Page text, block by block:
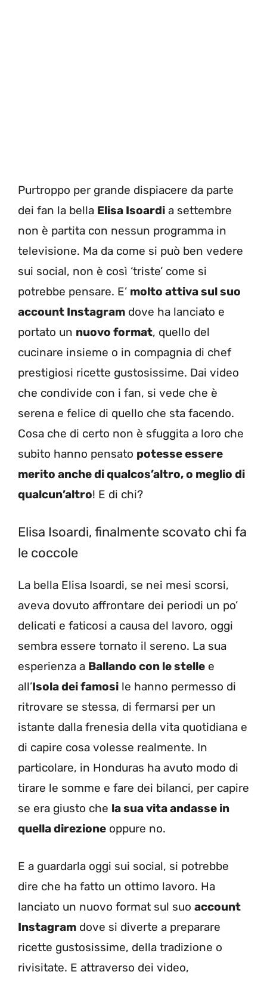
Purtroppo per grande dispiacere da parte
dei fan la bella Elisa Isoardi a settembre
non è partita con nessun programma in
televisione. Ma da come si può ben vedere
sui social, non è così ‘triste’ come si
potrebbe pensare. E’ molto attiva sul suo
account Instagram dove ha lanciato e
portato un nuovo format, quello del
cucinare insieme o in compagnia di chef
prestigiosi ricette gustosissime. Dai video
che condivide con i fan, si vede che è
serena e felice di quello che sta facendo.
Cosa che di certo non è sfuggita a loro che
subito hanno pensato potesse essere
merito anche di qualcos’altro, o meglio di
qualcun’altro! E di chi?
Elisa Isoardi, finalmente scovato chi fa
le coccole
La bella Elisa Isoardi, se nei mesi scorsi,
aveva dovuto affrontare dei periodi un po’
delicati e faticosi a causa del lavoro, oggi
sembra essere tornato il sereno. La sua
esperienza a Ballando con le stelle e
all’Isola dei famosi le hanno permesso di
ritrovare se stessa, di fermarsi per un
istante dalla frenesia della vita quotidiana e
di capire cosa volesse realmente. In
particolare, in Honduras ha avuto modo di
tirare le somme e fare dei bilanci, per capire
se era giusto che la sua vita andasse in
quella direzione oppure no.
E a guardarla oggi sui social, si potrebbe
dire che ha fatto un ottimo lavoro. Ha
lanciato un nuovo format sul suo account
Instagram dove si diverte a preparare
ricette gustosissime, della tradizione o
rivisitate. E attraverso dei video,